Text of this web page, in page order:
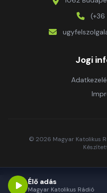
(+36
Jogi
© 2026 Magyar Katolikus
Élő adás
Magyar Katolikus Rádió